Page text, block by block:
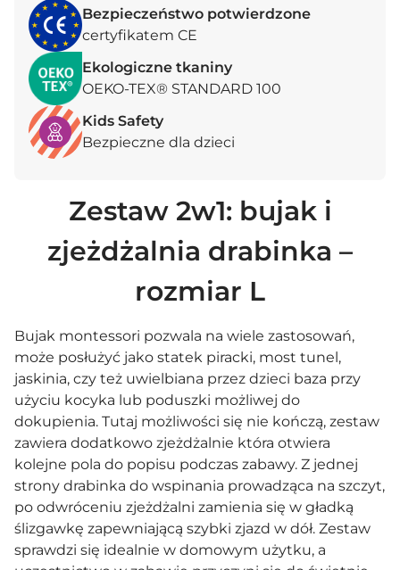
Bezpieczeństwo potwierdzone
certyfikatem CE
Ekologiczne tkaniny
OEKO-TEX® STANDARD 100
Kids Safety
Bezpieczne dla dzieci
Zestaw 2w1: bujak i
zjeżdżalnia drabinka –
rozmiar L
Bujak montessori pozwala na wiele zastosowań,
może posłużyć jako statek piracki, most tunel,
jaskinia, czy też uwielbiana przez dzieci baza przy
użyciu kocyka lub poduszki możliwej do
dokupienia. Tutaj możliwości się nie kończą, zestaw
zawiera dodatkowo zjeżdżalnie która otwiera
kolejne pola do popisu podczas zabawy. Z jednej
strony drabinka do wspinania prowadząca na szczyt,
po odwróceniu zjeżdżalni zamienia się w gładką
ślizgawkę zapewniającą szybki zjazd w dół. Zestaw
sprawdzi się idealnie w domowym użytku, a